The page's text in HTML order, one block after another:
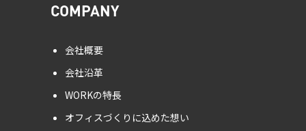
COMPANY
会社概要
会社沿革
WORKの特長
オフィスづくりに込めた想い